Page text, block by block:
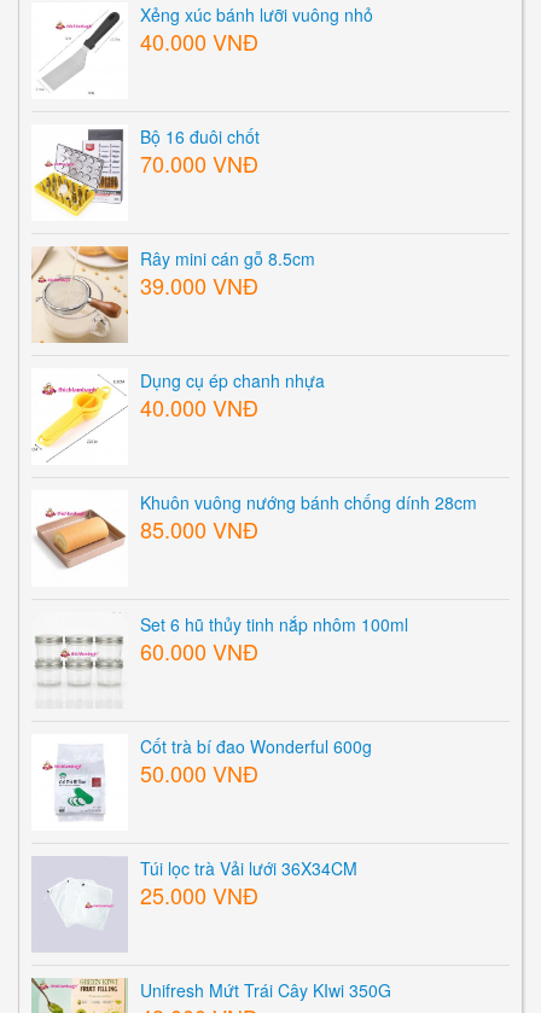
Xẻng xúc bánh lưỡi vuông nhỏ
40.000 VNĐ
Bộ 16 đuôi chốt
70.000 VNĐ
Rây mini cán gỗ 8.5cm
39.000 VNĐ
Dụng cụ ép chanh nhựa
40.000 VNĐ
Khuôn vuông nướng bánh chống dính 28cm
85.000 VNĐ
Set 6 hũ thủy tinh nắp nhôm 100ml
60.000 VNĐ
Cốt trà bí đao Wonderful 600g
50.000 VNĐ
Túi lọc trà Vải lưới 36X34CM
25.000 VNĐ
Unifresh Mứt Trái Cây KIwi 350G